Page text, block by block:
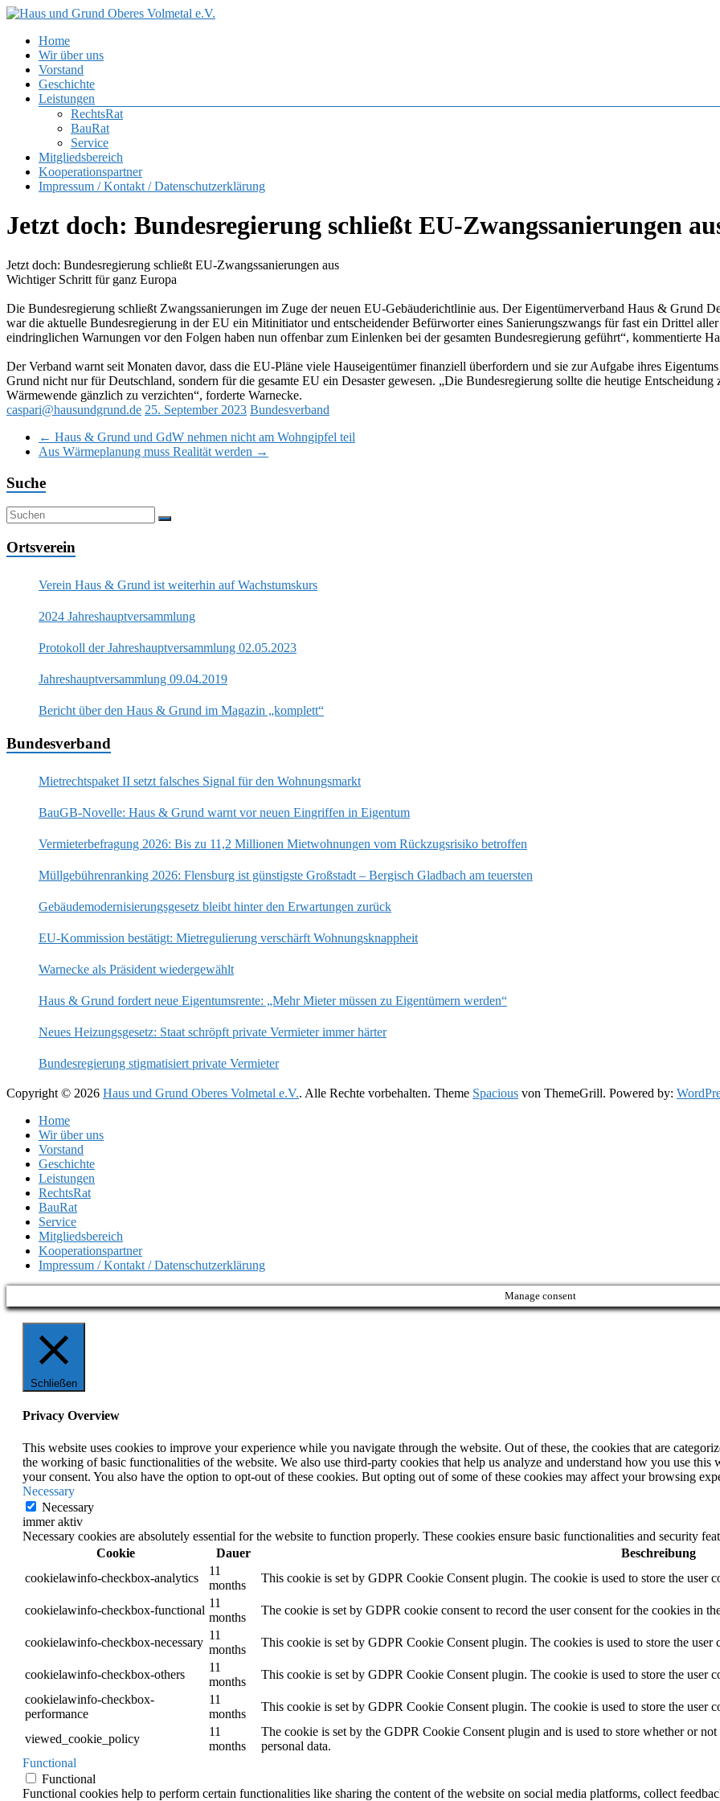
Zum
springen
Haus
und
Grund
Oberes
Volmetal
Menü
Home
Wir über uns
Vorstand
Geschichte
Leistungen
RechtsRat
BauRat
Service
Mitgliedsbereich
Kooperationspartner
Impressum / Kontakt / Datenschutzerklärung
Jetzt doch: Bundesregierung schließt EU-Zwangssanierungen
Jetzt doch: Bundesregierung schließt EU-Zwangssanierungen aus
Wichtiger Schritt für ganz Europa
Die Bundesregierung schließt Zwangssanierungen im Zuge der neuen EU-Gebäuderichtlinie aus. Der Eigentümerverband Haus & Grund
war die aktuelle Bundesregierung in der EU ein Mitinitiator und entscheidender Befürworter eines Sanierungszwangs für fast ein Drittel
eindringlichen Warnungen vor den Folgen haben nun offenbar zum Einlenken bei der gesamten Bundesregierung geführt“, kommentierte
Der Verband warnt seit Monaten davor, dass die EU-Pläne viele Hauseigentümer finanziell überfordern und sie zur Aufgabe ihres
Grund nicht nur für Deutschland, sondern für die gesamte EU ein Desaster gewesen. „Die Bundesregierung sollte die heutige
Wärmewende gänzlich zu verzichten“, forderte Warnecke.
caspari@hausundgrund.de 25. September 2023 Bundesverband
← Haus & Grund und GdW nehmen nicht am Wohngipfel teil
Aus Wärmeplanung muss Realität werden →
Suche
Ortsverein
Verein Haus & Grund ist weiterhin auf Wachstumskurs
2024 Jahreshauptversammlung
Protokoll der Jahreshauptversammlung 02.05.2023
Jahreshauptversammlung 09.04.2019
Bericht über den Haus & Grund im Magazin „komplett“
Bundesverband
Mietrechtspaket II setzt falsches Signal für den Wohnungsmarkt
BauGB-Novelle: Haus & Grund warnt vor neuen Eingriffen in Eigentum
Vermieterbefragung 2026: Bis zu 11,2 Millionen Mietwohnungen vom Rückzugsrisiko betroffen
Müllgebührenranking 2026: Flensburg ist günstigste Großstadt – Bergisch Gladbach am teuersten
Gebäudemodernisierungsgesetz bleibt hinter den Erwartungen zurück
EU-Kommission bestätigt: Mietregulierung verschärft Wohnungsknappheit
Warnecke als Präsident wiedergewählt
Haus & Grund fordert neue Eigentumsrente: „Mehr Mieter müssen zu Eigentümern werden“
Neues Heizungsgesetz: Staat schröpft private Vermieter immer härter
Bundesregierung stigmatisiert private Vermieter
Copyright © 2026 Haus und Grund Oberes Volmetal e.V.. Alle Rechte vorbehalten. Theme Spacious von ThemeGrill. Powered by:
Home
Wir über uns
Vorstand
Geschichte
Leistungen
RechtsRat
BauRat
Service
Mitgliedsbereich
Kooperationspartner
Impressum / Kontakt / Datenschutzerklärung
Manage consent
Schließen
Privacy Overview
This website uses cookies to improve your experience while you navigate through the website. Out of these, the cookies that are
the working of basic functionalities of the website. We also use third-party cookies that help us analyze and understand how you use
your consent. You also have the option to opt-out of these cookies. But opting out of some of these cookies may affect your browsing
Necessary
Necessary
immer aktiv
Necessary cookies are absolutely essential for the website to function properly. These cookies ensure basic functionalities and security
Cookie
Dauer
Beschreibung
cookielawinfo-checkbox-analytics
11
months
This cookie is set by GDPR Cookie Consent plugin. The cookie is used to store the user
cookielawinfo-checkbox-functional
11
months
The cookie is set by GDPR cookie consent to record the user consent for the cookies in
cookielawinfo-checkbox-necessary
11
months
This cookie is set by GDPR Cookie Consent plugin. The cookies is used to store the
cookielawinfo-checkbox-others
11
months
This cookie is set by GDPR Cookie Consent plugin. The cookie is used to store the user
cookielawinfo-checkbox-
performance
11
months
This cookie is set by GDPR Cookie Consent plugin. The cookie is used to store the user
viewed_cookie_policy
11
months
The cookie is set by the GDPR Cookie Consent plugin and is used to store whether or
personal data.
Functional
Functional
Functional cookies help to perform certain functionalities like sharing the content of the website on social media platforms, collect